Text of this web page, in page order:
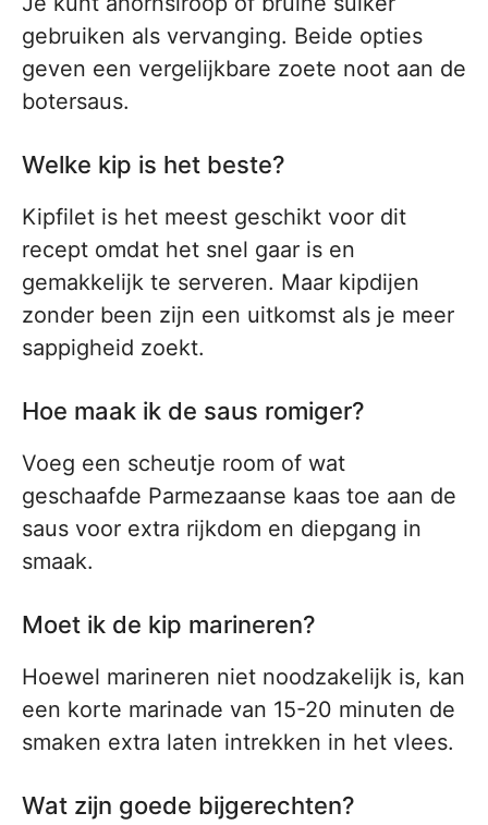
gebruiken als vervanging. Beide opties
geven een vergelijkbare zoete noot aan de
botersaus.
Welke kip is het beste?
Kipfilet is het meest geschikt voor dit
recept omdat het snel gaar is en
gemakkelijk te serveren. Maar kipdijen
zonder been zijn een uitkomst als je meer
sappigheid zoekt.
Hoe maak ik de saus romiger?
Voeg een scheutje room of wat
geschaafde Parmezaanse kaas toe aan de
saus voor extra rijkdom en diepgang in
smaak.
Moet ik de kip marineren?
Hoewel marineren niet noodzakelijk is, kan
een korte marinade van 15-20 minuten de
smaken extra laten intrekken in het vlees.
Wat zijn goede bijgerechten?